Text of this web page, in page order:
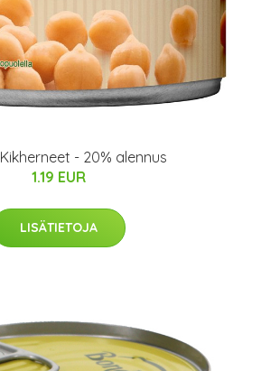
- 20% alennus
1.19 EUR
LISÄTIETOJA